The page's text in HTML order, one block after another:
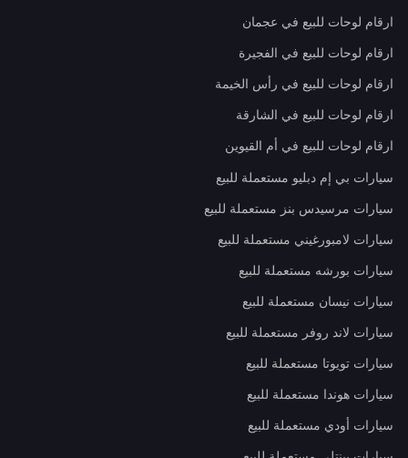
ارقام لوحات للبيع في عجمان
ارقام لوحات للبيع في الفجيرة
ارقام لوحات للبيع في رأس الخيمة
ارقام لوحات للبيع في الشارقة
ارقام لوحات للبيع في أم القيوين
سيارات بي إم دبليو مستعملة للبيع
سيارات مرسيدس بنز مستعملة للبيع
سيارات لامبورغيني مستعملة للبيع
سيارات بورشه مستعملة للبيع
سيارات نيسان مستعملة للبيع
سيارات لاند روفر مستعملة للبيع
سيارات تويوتا مستعملة للبيع
سيارات هوندا مستعملة للبيع
سيارات أودي مستعملة للبيع